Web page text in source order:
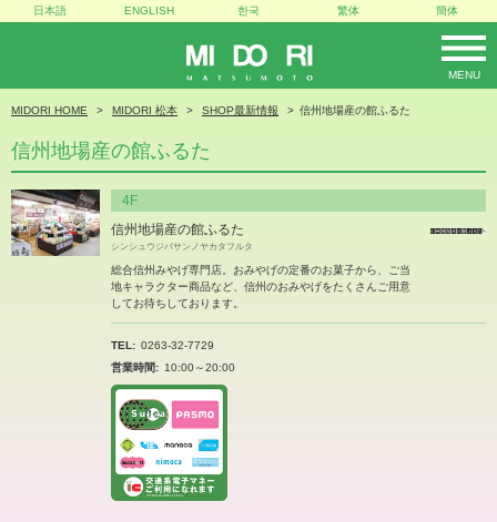
MIDORI
MENU
日本語 ENGLISH 한국 繁体 簡体
MIDORI HOME MIDORI 松本 SHOP最新情報 信州地場産の館ふるた
信州地場産の館ふるた
4F
信州地場産の館ふるた
シンシュウジバサンノヤカタフルタ
総合信州みやげ専門店。おみやげの定番のお菓子から、ご当
地キャラクター商品など、信州のおみやげをたくさんご用意
してお待ちしております。
TEL
0263-32-7729
営業時間
10:00～20:00